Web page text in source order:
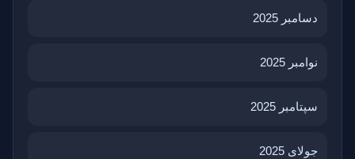
دسامبر 2025
نوامبر 2025
سپتامبر 2025
جولای 2025